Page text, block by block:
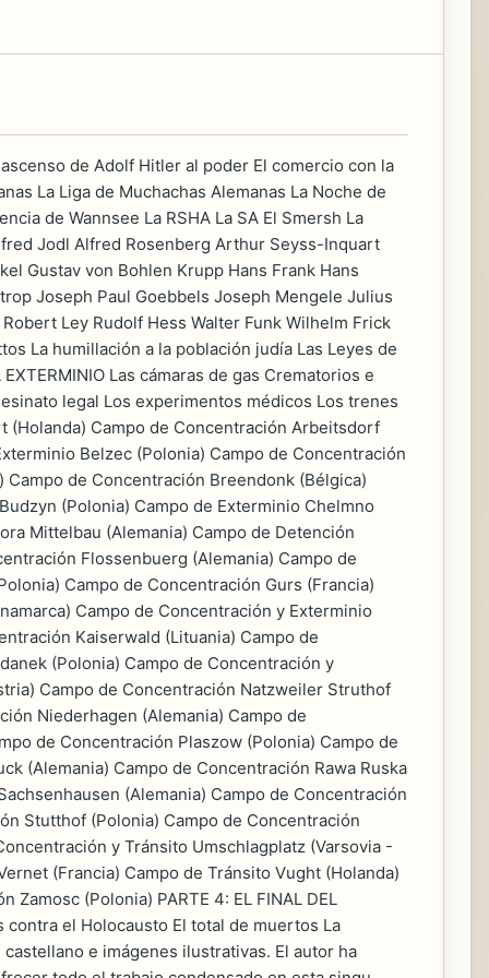
ascenso de Adolf Hitler al poder El comercio con la
La Liga de Muchachas Alemanas La Noche de
de Wannsee La RSHA La SA El Smersh La
Jodl Alfred Rosenberg Arthur Seyss-Inquart
Gustav von Bohlen Krupp Hans Frank Hans
Joseph Paul Goebbels Joseph Mengele Julius
Ley Rudolf Hess Walter Funk Wilhelm Frick
La humillación a la población judía Las Leyes de
Las cámaras de gas Crematorios e
legal Los experimentos médicos Los trenes
Campo de Concentración Arbeitsdorf
Belzec (Polonia) Campo de Concentración
de Concentración Breendonk (Bélgica)
(Polonia) Campo de Exterminio Chelmno
Mittelbau (Alemania) Campo de Detención
Flossenbuerg (Alemania) Campo de
Campo de Concentración Gurs (Francia)
Campo de Concentración y Exterminio
Kaiserwald (Lituania) Campo de
(Polonia) Campo de Concentración y
Campo de Concentración Natzweiler Struthof
Niederhagen (Alemania) Campo de
de Concentración Plaszow (Polonia) Campo de
(Alemania) Campo de Concentración Rawa Ruska
(Alemania) Campo de Concentración
Stutthof (Polonia) Campo de Concentración
y Tránsito Umschlagplatz (Varsovia -
(Francia) Campo de Tránsito Vught (Holanda)
(Polonia) PARTE 4: EL FINAL DEL
contra el Holocausto El total de muertos La
e imágenes ilustrativas. El autor ha